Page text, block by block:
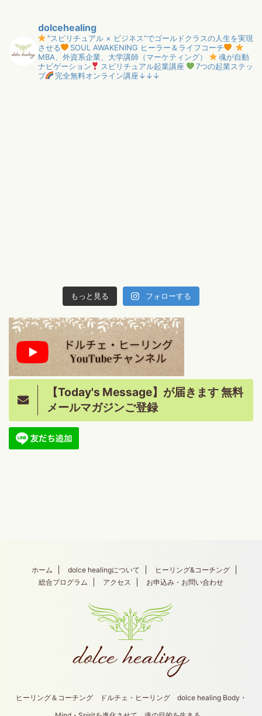
dolcehealing
"スピリチュアル × ビジネス”でゴールドクラスの人生を実現
させる
SOUL AWAKENING ヒーラー＆ライフコーチ
MBA、外資系企業、大学講師（マーケティング）
魂が自動
ナビゲーション
スピリチュアル起業講座
7つの起業ステッ
プ
完全無料オンライン講座↓↓↓
もっと見る フォローする
【Today's Message】が届きます 無料
メールマガジンご登録
ホーム dolce healingについて
ヒーリング&コーチング
総合プログラム
アクセス お申込み・お問い合わせ
ヒーリング＆コーチング ドルチェ・ヒーリング dolce healing Body・